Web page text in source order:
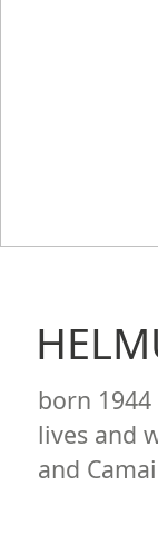
born 1944
lives and
and